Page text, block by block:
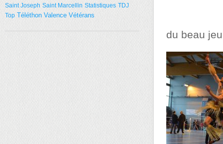
du beau
Saint Joseph Saint Marcellin Statistiques TDJ
Top Téléthon Valence Vétérans